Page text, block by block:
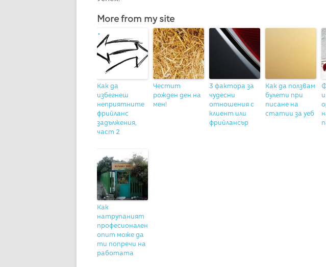
More from my site
Как да
избегнеш
неприятните
фрийланс
задължения,
част 2
Честит
рожден ден на
мен!
3 фактора за
чудесни
отношения с
клиент или
фрийлансър
Как да ползвам
булети при
писане на
статии за уеб
Как
натрупаният
професионален
опит може да
ти попречи на
работата